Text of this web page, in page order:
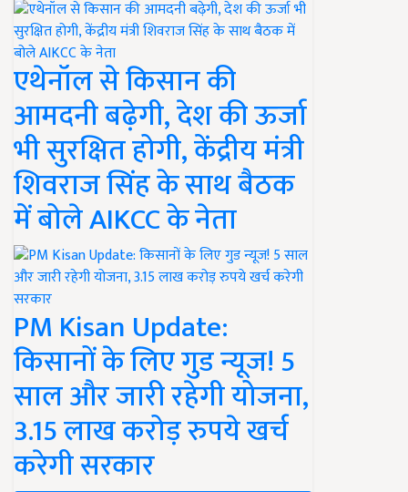
एथेनॉल से किसान की
आमदनी बढ़ेगी, देश की ऊर्जा
भी सुरक्षित होगी, केंद्रीय मंत्री
शिवराज सिंह के साथ बैठक
में बोले AIKCC के नेता
PM Kisan Update:
किसानों के लिए गुड न्यूज! 5
साल और जारी रहेगी योजना,
3.15 लाख करोड़ रुपये खर्च
करेगी सरकार